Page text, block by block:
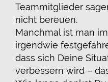
Teammitglieder
nicht bereuen.
Manchmal ist man
irgendwie
dass sich Deine
verbessern wird –